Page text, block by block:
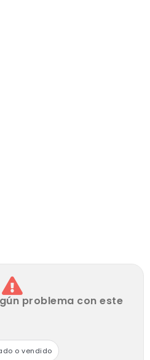
comodidad, ubicación y una
de mudarte con una
problema con este
o vendido